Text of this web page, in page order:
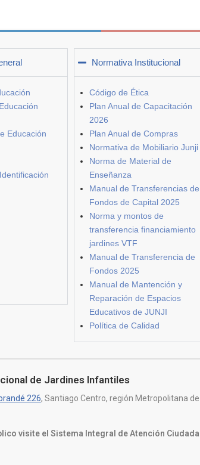
Educación
Normativa Institucional
Código de Ética
Plan Anual de Capacitación
2026
Plan Anual de Compras
Normativa de Mobiliario Junji
Norma de Material de
Enseñanza
Manual de Transferencias de
Fondos de Capital 2025
Norma y montos de
transferencia financiamiento
jardines VTF
Manual de Transferencia de
Fondos 2025
Manual de Mantención y
Reparación de Espacios
Educativos de JUNJI
Política de Calidad
de Jardines Infantiles
226, Santiago Centro, región Metropolitana de
visite el Sistema Integral de Atención